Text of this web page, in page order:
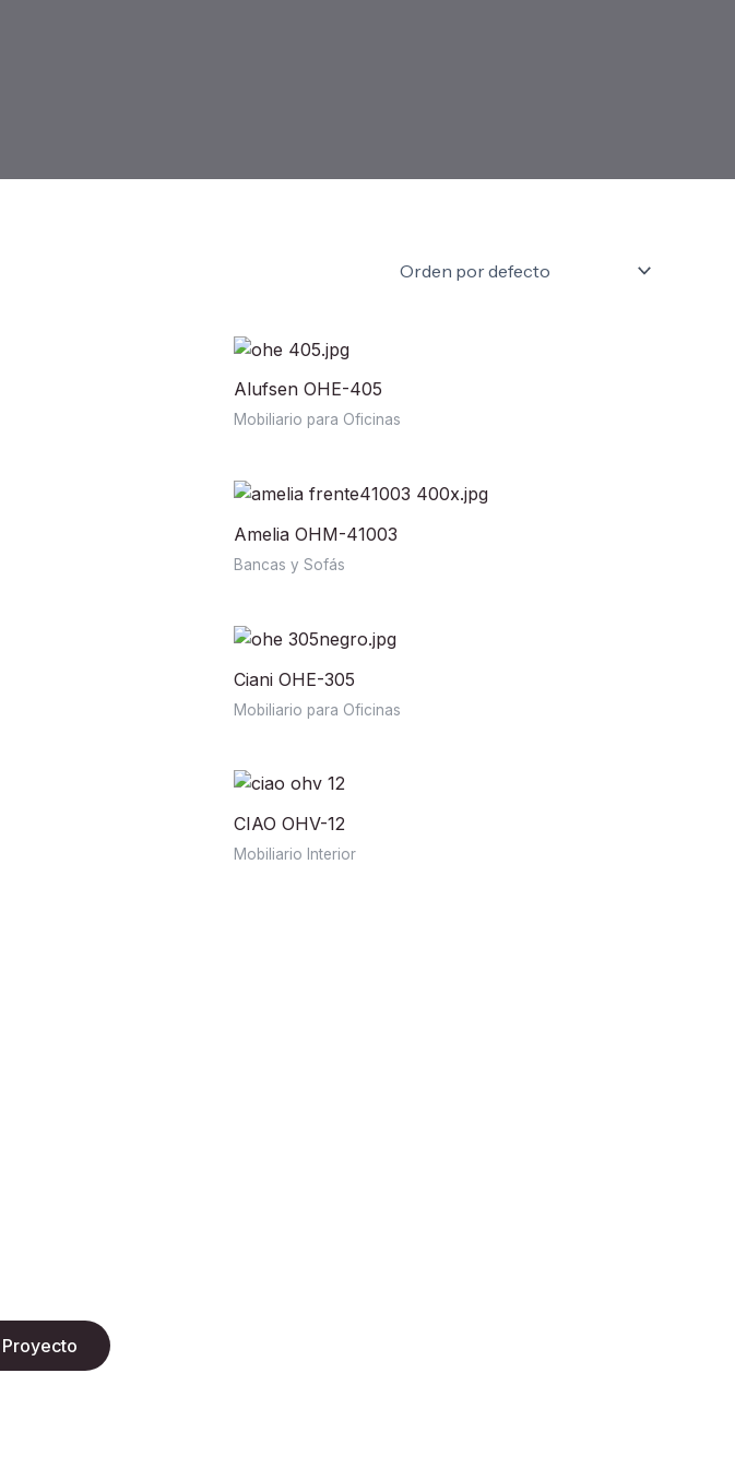
Alufsen OHE-405
Mobiliario para Oficinas
Amelia OHM-41003
Bancas y Sofás
Ciani OHE-305
Mobiliario para Oficinas
CIAO OHV-12
Mobiliario Interior